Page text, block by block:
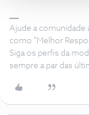
Ajude a comunidade
como "Melhor
Siga os perfis da
sempre a par das